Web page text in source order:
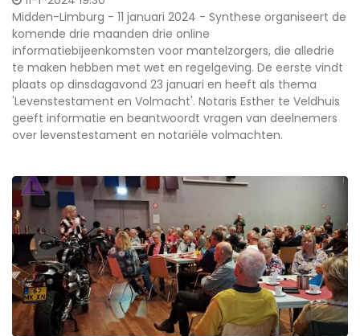
Midden-Limburg - 11 januari 2024 - Synthese organiseert de
komende drie maanden drie online
informatiebijeenkomsten voor mantelzorgers, die alledrie
te maken hebben met wet en regelgeving. De eerste vindt
plaats op dinsdagavond 23 januari en heeft als thema
'Levenstestament en Volmacht'. Notaris Esther te Veldhuis
geeft informatie en beantwoordt vragen van deelnemers
over levenstestament en notariële volmachten.